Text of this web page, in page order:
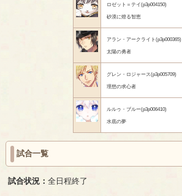
ロゼット＝テイ(p3p004150)
砂漠に燈る智恵
アラン・アークライト(p3p000365)
太陽の勇者
グレン・ロジャース(p3p005709)
理想の求心者
ルルゥ・ブルー(p3p006410)
水底の夢
試合一覧
試合状況：全日程終了